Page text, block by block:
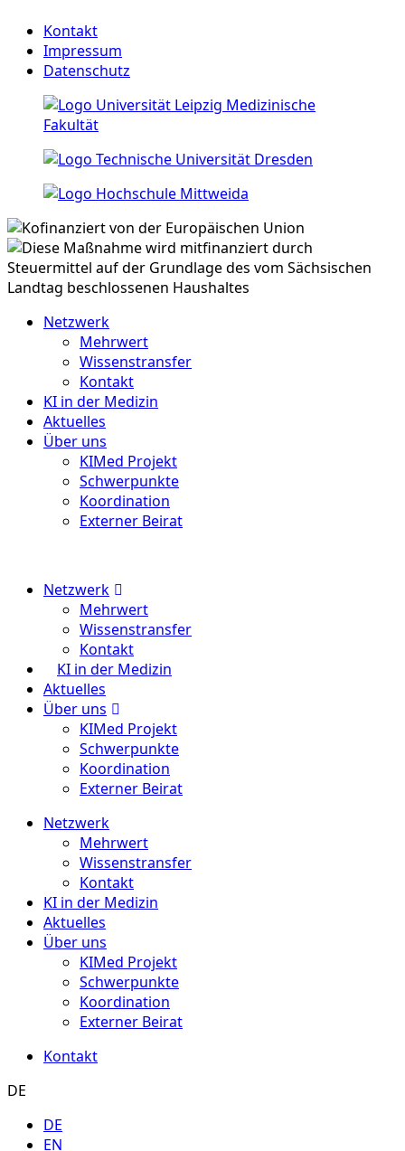
Kontakt
Impressum
Datenschutz
Netzwerk
Mehrwert
Wissenstransfer
Kontakt
KI in der Medizin
Aktuelles
Über uns
KIMed Projekt
Schwerpunkte
Koordination
Externer Beirat
Netzwerk
Mehrwert
Wissenstransfer
Kontakt
KI in der Medizin
Aktuelles
Über uns
KIMed Projekt
Schwerpunkte
Koordination
Externer Beirat
Netzwerk
Mehrwert
Wissenstransfer
Kontakt
KI in der Medizin
Aktuelles
Über uns
KIMed Projekt
Schwerpunkte
Koordination
Externer Beirat
Kontakt
DE
DE
EN